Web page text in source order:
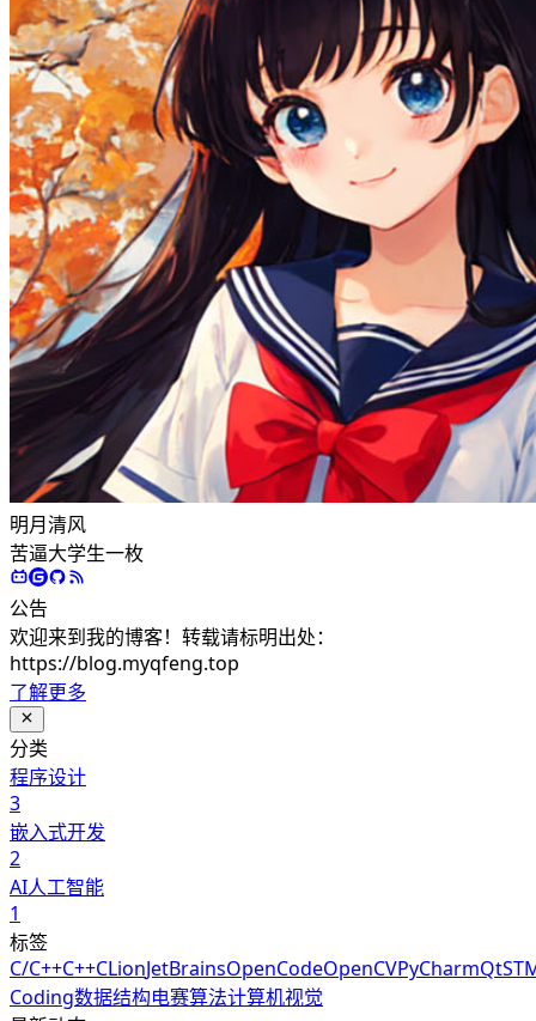
明月清风
苦逼大学生一枚
公告
欢迎来到我的博客！转载请标明出处：
https://blog.myqfeng.top
了解更多
分类
程序设计
3
嵌入式开发
2
AI人工智能
1
标签
C/C++C++CLionJetBrainsOpenCodeOpenCVPyCharmQt
Coding数据结构电赛算法计算机视觉